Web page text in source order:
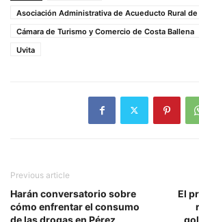
Asociación Administrativa de Acueducto Rural de
Cámara de Turismo y Comercio de Costa Ballena
Uvita
Previous article
Harán conversatorio sobre
cómo enfrentar el consumo
de las drogas en Pérez
El